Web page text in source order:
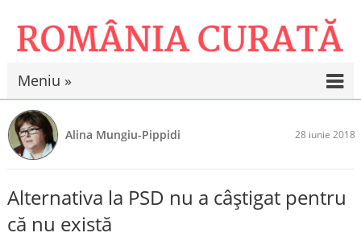
Meniu »
Alina Mungiu-Pippidi 28 iunie 2018
Alternativa la PSD nu a câștigat pentru
că nu există